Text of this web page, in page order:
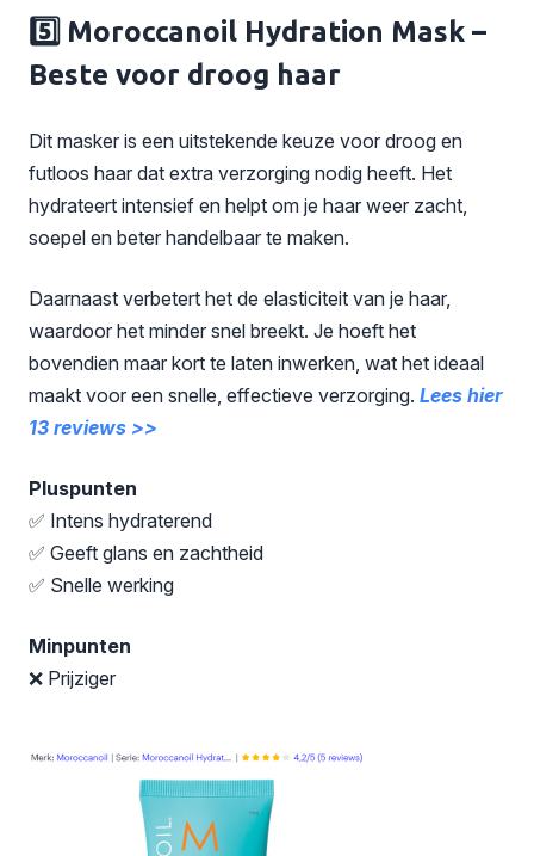
5️⃣ Moroccanoil Hydration Mask –
Beste voor droog haar
Dit masker is een uitstekende keuze voor droog en
futloos haar dat extra verzorging nodig heeft. Het
hydrateert intensief en helpt om je haar weer zacht,
soepel en beter handelbaar te maken.
Daarnaast verbetert het de elasticiteit van je haar,
waardoor het minder snel breekt. Je hoeft het
bovendien maar kort te laten inwerken, wat het ideaal
maakt voor een snelle, effectieve verzorging. Lees hier
13 reviews >>
Pluspunten
✅ Intens hydraterend
✅ Geeft glans en zachtheid
✅ Snelle werking
Minpunten
❌ Prijziger